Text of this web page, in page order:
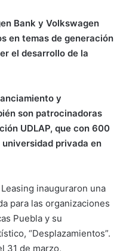
Bank y Volkswagen
en temas de generación
el desarrollo de la
y
son patrocinadoras
UDLAP, que con 600
universidad privada en
inauguraron una
para las organizaciones
Puebla y su
“Desplazamientos”.
31 de marzo,